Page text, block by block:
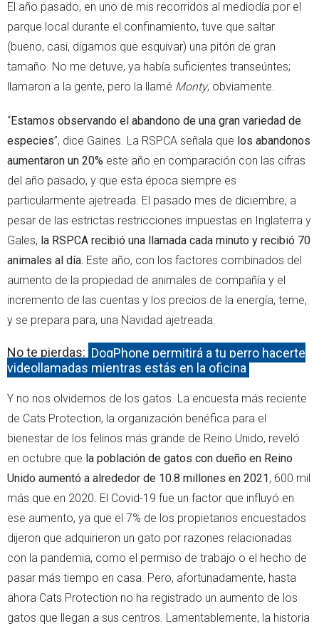
El año pasado, en uno de mis recorridos al mediodía por el
parque local durante el confinamiento, tuve que saltar
(bueno, casi, digamos que esquivar) una pitón de gran
tamaño. No me detuve, ya había suficientes transeúntes;
llamaron a la gente, pero la llamé Monty, obviamente.
“Estamos observando el abandono de una gran variedad de
especies”, dice Gaines. La RSPCA señala que los abandonos
aumentaron un 20% este año en comparación con las cifras
del año pasado, y que esta época siempre es
particularmente ajetreada. El pasado mes de diciembre, a
pesar de las estrictas restricciones impuestas en Inglaterra y
Gales, la RSPCA recibió una llamada cada minuto y recibió 70
animales al día. Este año, con los factores combinados del
aumento de la propiedad de animales de compañía y el
incremento de las cuentas y los precios de la energía, teme,
y se prepara para, una Navidad ajetreada.
No te pierdas: DogPhone permitirá a tu perro hacerte
videollamadas mientras estás en la oficina
Y no nos olvidemos de los gatos. La encuesta más reciente
de Cats Protection, la organización benéfica para el
bienestar de los felinos más grande de Reino Unido, reveló
en octubre que la población de gatos con dueño en Reino
Unido aumentó a alrededor de 10.8 millones en 2021 , 600 mil
más que en 2020. El Covid-19 fue un factor que influyó en
ese aumento, ya que el 7% de los propietarios encuestados
dijeron que adquirieron un gato por razones relacionadas
con la pandemia, como el permiso de trabajo o el hecho de
pasar más tiempo en casa. Pero, afortunadamente, hasta
ahora Cats Protection no ha registrado un aumento de los
gatos que llegan a sus centros. Lamentablemente, la historia